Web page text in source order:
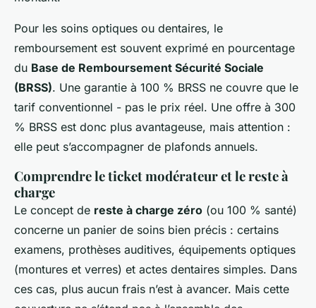
Pour les soins optiques ou dentaires, le
remboursement est souvent exprimé en pourcentage
du Base de Remboursement Sécurité Sociale
(BRSS). Une garantie à 100 % BRSS ne couvre que le
tarif conventionnel - pas le prix réel. Une offre à 300
% BRSS est donc plus avantageuse, mais attention :
elle peut s’accompagner de plafonds annuels.
Comprendre le ticket modérateur et le reste à
charge
Le concept de reste à charge zéro (ou 100 % santé)
concerne un panier de soins bien précis : certains
examens, prothèses auditives, équipements optiques
(montures et verres) et actes dentaires simples. Dans
ces cas, plus aucun frais n’est à avancer. Mais cette